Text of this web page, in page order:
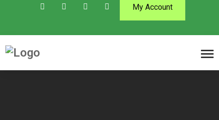
My Account